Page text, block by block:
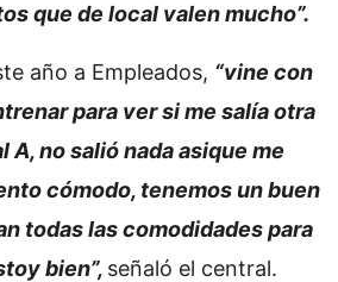
que de local valen mucho”.
año a Empleados, “vine con
para ver si me salía otra
A, no salió nada asique me
cómodo, tenemos un buen
todas las comodidades para
bien”, señaló el central.